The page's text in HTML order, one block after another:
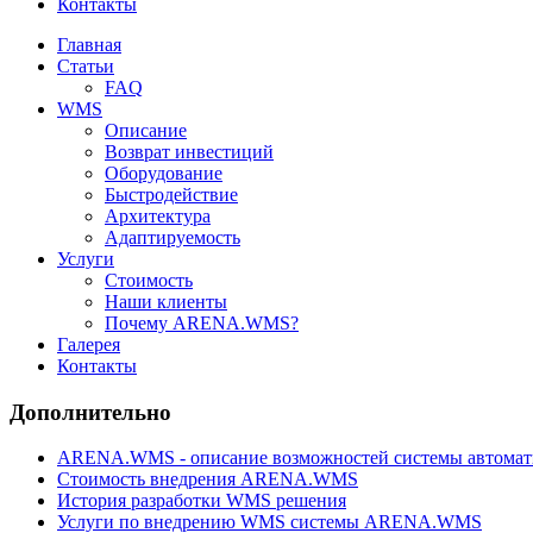
Контакты
Главная
Статьи
FAQ
WMS
Описание
Возврат инвестиций
Оборудование
Быстродействие
Архитектура
Адаптируемость
Услуги
Стоимость
Наши клиенты
Почему ARENA.WMS?
Галерея
Контакты
Дополнительно
ARENA.WMS - описание возможностей системы
Стоимость внедрения ARENA.WMS
История разработки WMS решения
Услуги по внедрению WMS системы ARENA.WMS